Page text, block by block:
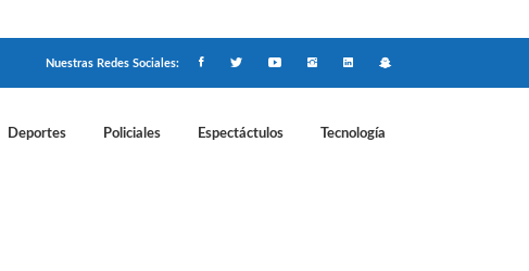
Nuestras Redes Sociales:
Deportes Policiales Espectáctulos Tecnología